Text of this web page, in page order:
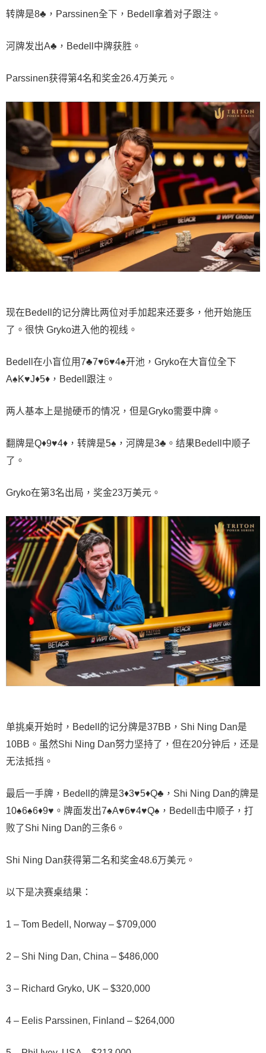
转牌是8♣，Parssinen全下，Bedell拿着对子跟注。
河牌发出A♣，Bedell中牌获胜。
Parssinen获得第4名和奖金26.4万美元。
现在Bedell的记分牌比两位对手加起来还要多，他开始施压
了。很快 Gryko进入他的视线。
Bedell在小盲位用7♣7♥6♥4♠开池，Gryko在大盲位全下
A♠K♥J♦5♦，Bedell跟注。
两人基本上是抛硬币的情况，但是Gryko需要中牌。
翻牌是Q♦9♥4♦，转牌是5♠，河牌是3♣。结果Bedell中顺子
了。
Gryko在第3名出局，奖金23万美元。
单挑桌开始时，Bedell的记分牌是37BB，Shi Ning Dan是
10BB。虽然Shi Ning Dan努力坚持了，但在20分钟后，还是
无法抵挡。
最后一手牌，Bedell的牌是3♦3♥5♦Q♣，Shi Ning Dan的牌是
10♠6♠6♦9♥。牌面发出7♠A♥6♥4♥Q♠，Bedell击中顺子，打
败了Shi Ning Dan的三条6。
Shi Ning Dan获得第二名和奖金48.6万美元。
以下是决赛桌结果：
1 – Tom Bedell, Norway – $709,000
2 – Shi Ning Dan, China – $486,000
3 – Richard Gryko, UK – $320,000
4 – Eelis Parssinen, Finland – $264,000